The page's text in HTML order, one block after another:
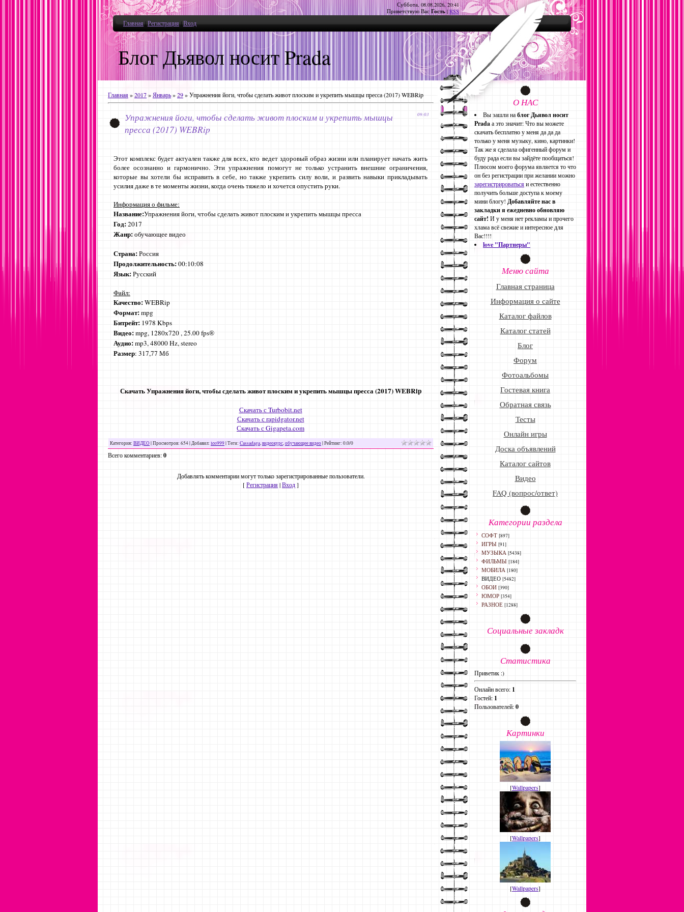
Суббота, 08.08.2026, 20:41
Приветствую Вас Гость | RSS
Блог Дьявол носит Prada
Главная|Регистрация|Вход
Главная»2017» Январь»29» Упражнения йоги, чтобы сделать живот плоским и укрепить мышцы пресса (2017) WEBRip
09:03
Упражнения йоги, чтобы сделать живот плоским и укрепить мышцы
пресса (2017) WEBRip
Этот комплекс будет актуален также для всех, кто ведет здоровый образ жизни или планирует начать жить
более осознанно и гармонично. Эти упражнения помогут не только устранить внешние ограничения,
которые вы хотели бы исправить в себе, но также укрепить силу воли, и развить навыки прикладывать
усилия даже в те моменты жизни, когда очень тяжело и хочется опустить руки.
Информация о фильме:
Название:Упражнения йоги, чтобы сделать живот плоским и укрепить мышцы пресса
Год:2017
Жанр:обучающее видео
Страна:Россия
Продолжительность:00:10:08
Язык:Русский
Файл:
Качество:WEBRip
Формат:mpg
Битрейт: 1978 Kbps
Видео:mpg, 1280х720 , 25.00 fps®
Аудио:mp3, 48000 Hz, stereo
Размер: 317,77 Мб
Скачать Упражнения йоги, чтобы сделать живот плоским и укрепить мышцы пресса (2017) WEBRip
Скачать с Turbobit.net
Скачать с rapidgator.net
Скачать с Gigapeta.com
Категория: ВИДЕО |Просмотров: 654 |Добавил: leo999|Теги: Cassadaga,видеокурс,обучающее видео|Рейтинг: 0.0/0
Всего комментариев:0
Добавлять комментарии могут только зарегистрированные пользователи.
[Регистрация|Вход]
О НАС
Вы зашли наблог Дьявол носит
Pradaа это значит: Что вы можете
скачать бесплатно у меня да да да
только у меня музыку, кино, картинки!
Так же я сделала офигенный форум и
буду рада если вы зайдёте пообщаться!
Плюсом моего форума является то что
он без регистрации при желании можно
зарегистрироватьсяи естественно
получить больше доступа к моему
мини блогу! Добавляйте нас в
закладки я ежедневно обновляю
сайт! И у меня нет рекламы и прочего
хлама всё свежие и интересное для
Вас!!!!
love "Партнеры"
Меню сайта
Главная страница
Информация о сайте
Каталог файлов
Каталог статей
Блог
Форум
Фотоальбомы
Гостевая книга
Обратная связь
Тесты
Онлайн игры
Доска объявлений
Каталог сайтов
Видео
FAQ (вопрос/ответ)
Категории раздела
СОФТ [897]
ИГРЫ [91]
МУЗЫКА [5438]
ФИЛЬМЫ [184]
МОБИЛА [180]
ВИДЕО [5482]
ОБОИ [390]
ЮМОР [354]
РАЗНОЕ [1288]
Социальные закладк
Статистика
Приветик :)
Онлайн всего: 1
Гостей: 1
Пользователей:0
Картинки
[Wallpapers]
[Wallpapers]
[Wallpapers]